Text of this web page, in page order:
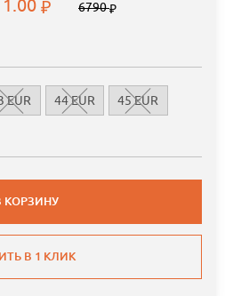
6790
EUR 44 EUR 45 EUR
КОРЗИНУ
В 1 КЛИК